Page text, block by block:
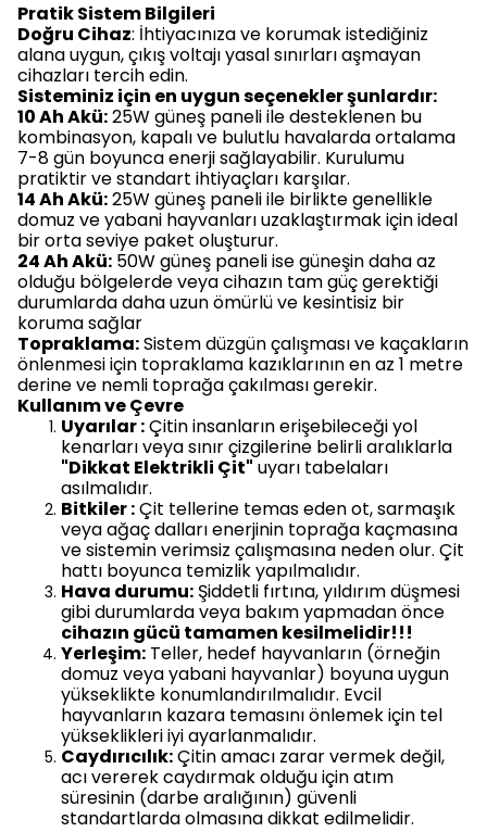
Pratik Sistem Bilgileri
Doğru Cihaz: İhtiyacınıza ve korumak istediğiniz
alana uygun, çıkış voltajı yasal sınırları aşmayan
cihazları tercih edin.
Sisteminiz için en uygun seçenekler şunlardır:
10 Ah Akü:25W güneş paneli ile desteklenen bu
kombinasyon, kapalı ve bulutlu havalarda ortalama
7-8 gün boyunca enerji sağlayabilir. Kurulumu
pratiktir ve standart ihtiyaçları karşılar.
14 Ah Akü:25W güneş paneli ile birlikte genellikle
domuz ve yabani hayvanları uzaklaştırmak için ideal
bir orta seviye paket oluşturur.
24 Ah Akü: 50W güneş paneli ise güneşin daha az
olduğu bölgelerde veya cihazın tam güç gerektiği
durumlarda daha uzun ömürlü ve kesintisiz bir
koruma sağlar
Topraklama:Sistem düzgün çalışması ve kaçakların
önlenmesi için topraklama kazıklarının en az 1 metre
derine ve nemli toprağa çakılması gerekir.
Kullanım ve Çevre
Uyarılar :Çitin insanların erişebileceği yol
kenarları veya sınır çizgilerine belirli aralıklarla
"Dikkat Elektrikli Çit" uyarı tabelaları
asılmalıdır.
Bitkiler :Çit tellerine temas eden ot, sarmaşık
veya ağaç dalları enerjinin toprağa kaçmasına
ve sistemin verimsiz çalışmasına neden olur. Çit
hattı boyunca temizlik yapılmalıdır.
Hava durumu: Şiddetli fırtına, yıldırım düşmesi
gibi durumlarda veya bakım yapmadan önce
cihazın gücü tamamen kesilmelidir!!!
Yerleşim: Teller, hedef hayvanların (örneğin
domuz veya yabani hayvanlar) boyuna uygun
yükseklikte konumlandırılmalıdır. Evcil
hayvanların kazara temasını önlemek için tel
yükseklikleri iyi ayarlanmalıdır.
Caydırıcılık:Çitin amacı zarar vermek değil,
acı vererek caydırmak olduğu için atım
süresinin (darbe aralığının) güvenli
standartlarda olmasına dikkat edilmelidir.